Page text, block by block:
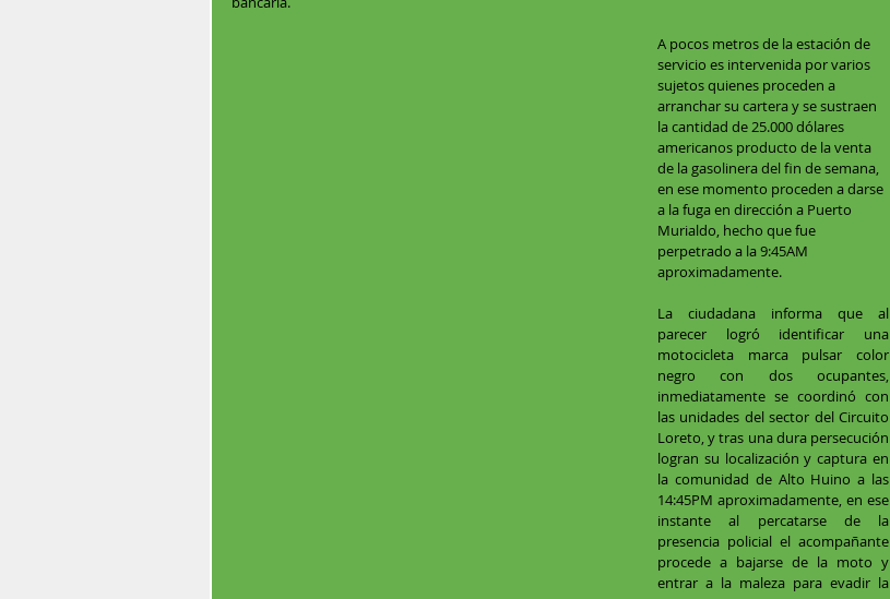
A pocos metros de la estación de
servicio es intervenida por varios
sujetos quienes proceden a
arranchar su cartera y se sustraen
la cantidad de 25.000 dólares
americanos producto de la venta
de la gasolinera del fin de semana,
en ese momento proceden a darse
a la fuga en dirección a Puerto
Murialdo, hecho que fue
perpetrado a la 9:45AM
aproximadamente.
La ciudadana informa que al
parecer logró identificar una
motocicleta marca pulsar color
negro con dos ocupantes,
inmediatamente se coordinó con
las unidades del sector del Circuito
Loreto, y tras una dura persecución
logran su localización y captura en
la comunidad de Alto Huino a las
14:45PM aproximadamente, en ese
instante al percatarse de la
presencia policial el acompañante
procede a bajarse de la moto y
entrar a la maleza para evadir la